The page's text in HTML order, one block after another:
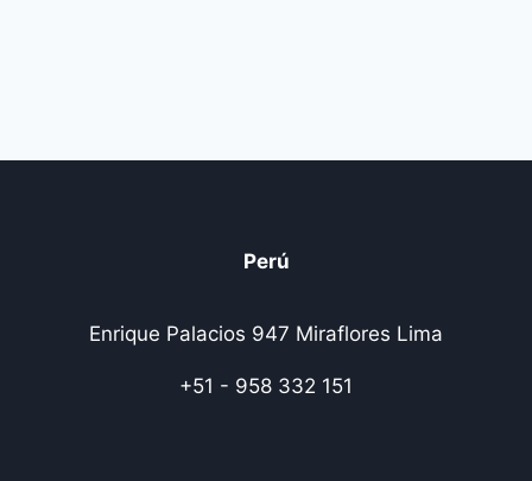
Perú
Enrique Palacios 947 Miraflores Lima
+51 - 958 332 151